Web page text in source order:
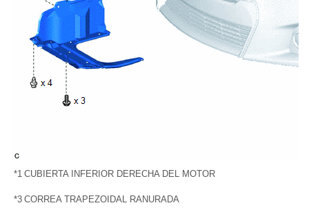
*1 CUBIERTA INFERIOR DERECHA DEL MOTOR
*3 CORREA TRAPEZOIDAL RANURADA